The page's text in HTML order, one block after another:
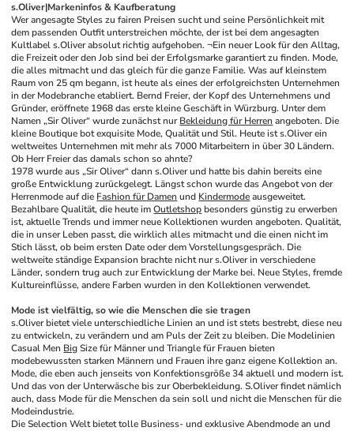
s.Oliver|Markeninfos & Kaufberatung
Wer angesagte Styles zu fairen Preisen sucht und seine Persönlichkeit mit
dem passenden Outfit unterstreichen möchte, der ist bei dem angesagten
Kultlabel s.Oliver absolut richtig aufgehoben. ¬Ein neuer Look für den Alltag,
die Freizeit oder den Job sind bei der Erfolgsmarke garantiert zu finden. Mode,
die alles mitmacht und das gleich für die ganze Familie. Was auf kleinstem
Raum von 25 qm begann, ist heute als eines der erfolgreichsten Unternehmen
in der Modebranche etabliert. Bernd Freier, der Kopf des Unternehmens und
Gründer, eröffnete 1968 das erste kleine Geschäft in Würzburg. Unter dem
Namen „Sir Oliver“ wurde zunächst nur Bekleidung für Herren angeboten. Die
kleine Boutique bot exquisite Mode, Qualität und Stil. Heute ist s.Oliver ein
weltweites Unternehmen mit mehr als 7000 Mitarbeitern in über 30 Ländern.
Ob Herr Freier das damals schon so ahnte?
1978 wurde aus „Sir Oliver“ dann s.Oliver und hatte bis dahin bereits eine
große Entwicklung zurückgelegt. Längst schon wurde das Angebot von der
Herrenmode auf die Fashion für Damen und Kindermode ausgeweitet.
Bezahlbare Qualität, die heute im Outletshop besonders günstig zu erwerben
ist, aktuelle Trends und immer neue Kollektionen wurden angeboten. Qualität,
die in unser Leben passt, die wirklich alles mitmacht und die einen nicht im
Stich lässt, ob beim ersten Date oder dem Vorstellungsgespräch. Die
weltweite ständige Expansion brachte nicht nur s.Oliver in verschiedene
Länder, sondern trug auch zur Entwicklung der Marke bei. Neue Styles, fremde
Kultureinflüsse, andere Farben wurden in den Kollektionen verwendet.
Mode ist vielfältig, so wie die Menschen die sie tragen
s.Oliver bietet viele unterschiedliche Linien an und ist stets bestrebt, diese neu
zu entwickeln, zu verändern und am Puls der Zeit zu bleiben. Die Modelinien
Casual Men Big Size für Männer und Triangle für Frauen bieten
modebewussten starken Männern und Frauen ihre ganz eigene Kollektion an.
Mode, die eben auch jenseits von Konfektionsgröße 34 aktuell und modern ist.
Und das von der Unterwäsche bis zur Oberbekleidung. S.Oliver findet nämlich
auch, dass Mode für die Menschen da sein soll und nicht die Menschen für die
Modeindustrie.
Die Selection Welt bietet tolle Business- und exklusive Abendmode an und